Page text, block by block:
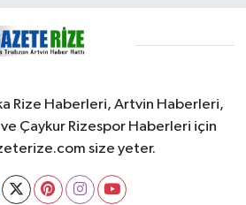
Rize Haberleri, Artvin Haberleri,
Çaykur Rizespor Haberleri için
size yeter.